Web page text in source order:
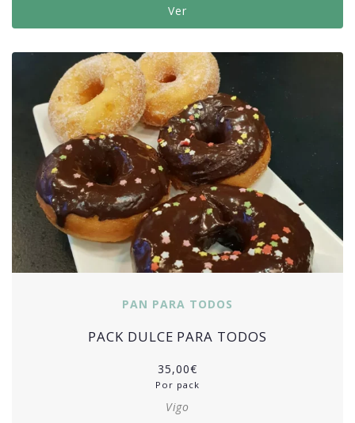
Ver
PAN PARA TODOS
PACK DULCE PARA TODOS
35,00€
Por pack
Vigo